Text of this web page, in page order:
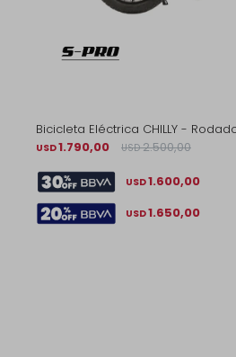
Bicicleta Eléctrica CHILLY -
USD1.790,00 USD 2.500,00
USD1.600,00
USD1.650,00